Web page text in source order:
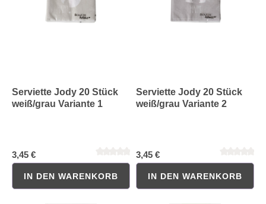
Serviette Jody 20 Stück
weiß/grau Variante 1
3,45 €
IN DEN WARENKORB
Serviette Jody 20 Stück
weiß/grau Variante 2
3,45 €
IN DEN WARENKORB